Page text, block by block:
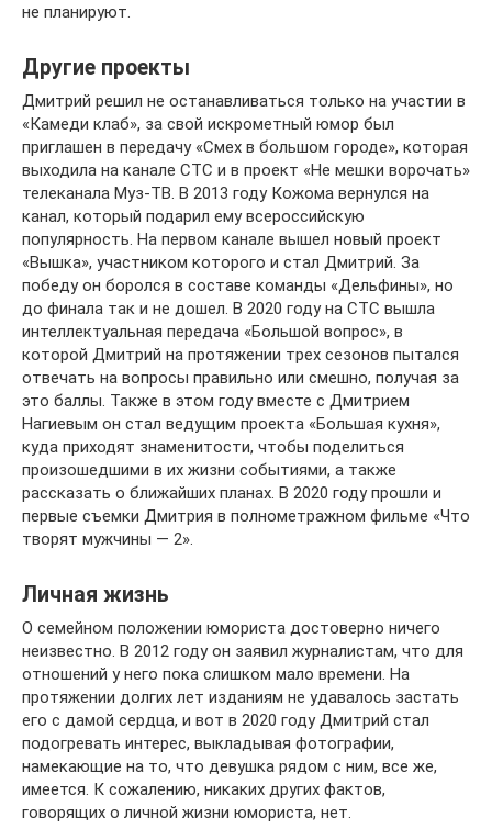
не планируют.
Другие проекты
Дмитрий решил не останавливаться только на участии в
«Камеди клаб», за свой искрометный юмор был
приглашен в передачу «Смех в большом городе», которая
выходила на канале СТС и в проект «Не мешки ворочать»
телеканала Муз-ТВ. В 2013 году Кожома вернулся на
канал, который подарил ему всероссийскую
популярность. На первом канале вышел новый проект
«Вышка», участником которого и стал Дмитрий. За
победу он боролся в составе команды «Дельфины», но
до финала так и не дошел. В 2020 году на СТС вышла
интеллектуальная передача «Большой вопрос», в
которой Дмитрий на протяжении трех сезонов пытался
отвечать на вопросы правильно или смешно, получая за
это баллы. Также в этом году вместе с Дмитрием
Нагиевым он стал ведущим проекта «Большая кухня»,
куда приходят знаменитости, чтобы поделиться
произошедшими в их жизни событиями, а также
рассказать о ближайших планах. В 2020 году прошли и
первые съемки Дмитрия в полнометражном фильме «Что
творят мужчины — 2».
Личная жизнь
О семейном положении юмориста достоверно ничего
неизвестно. В 2012 году он заявил журналистам, что для
отношений у него пока слишком мало времени. На
протяжении долгих лет изданиям не удавалось застать
его с дамой сердца, и вот в 2020 году Дмитрий стал
подогревать интерес, выкладывая фотографии,
намекающие на то, что девушка рядом с ним, все же,
имеется. К сожалению, никаких других фактов,
говорящих о личной жизни юмориста, нет.